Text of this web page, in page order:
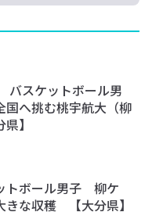
スケットボール男
へ挑む桃宇航大（柳
】
トボール男子 柳ケ
な収穫 【大分県】